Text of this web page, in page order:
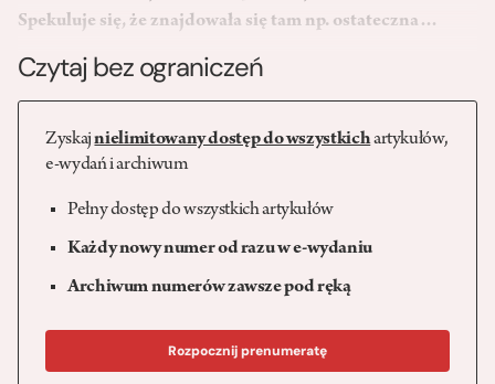
Spekuluje się, że znajdowała się tam np. ostateczna…
Czytaj bez ograniczeń
Zyskajnielimitowany dostęp do wszystkichartykułów,
e-wydań i archiwum
Pełny dostęp do wszystkich artykułów
Każdy nowy numer od razu w e-wydaniu
Archiwum numerów zawsze pod ręką
Rozpocznij prenumeratę